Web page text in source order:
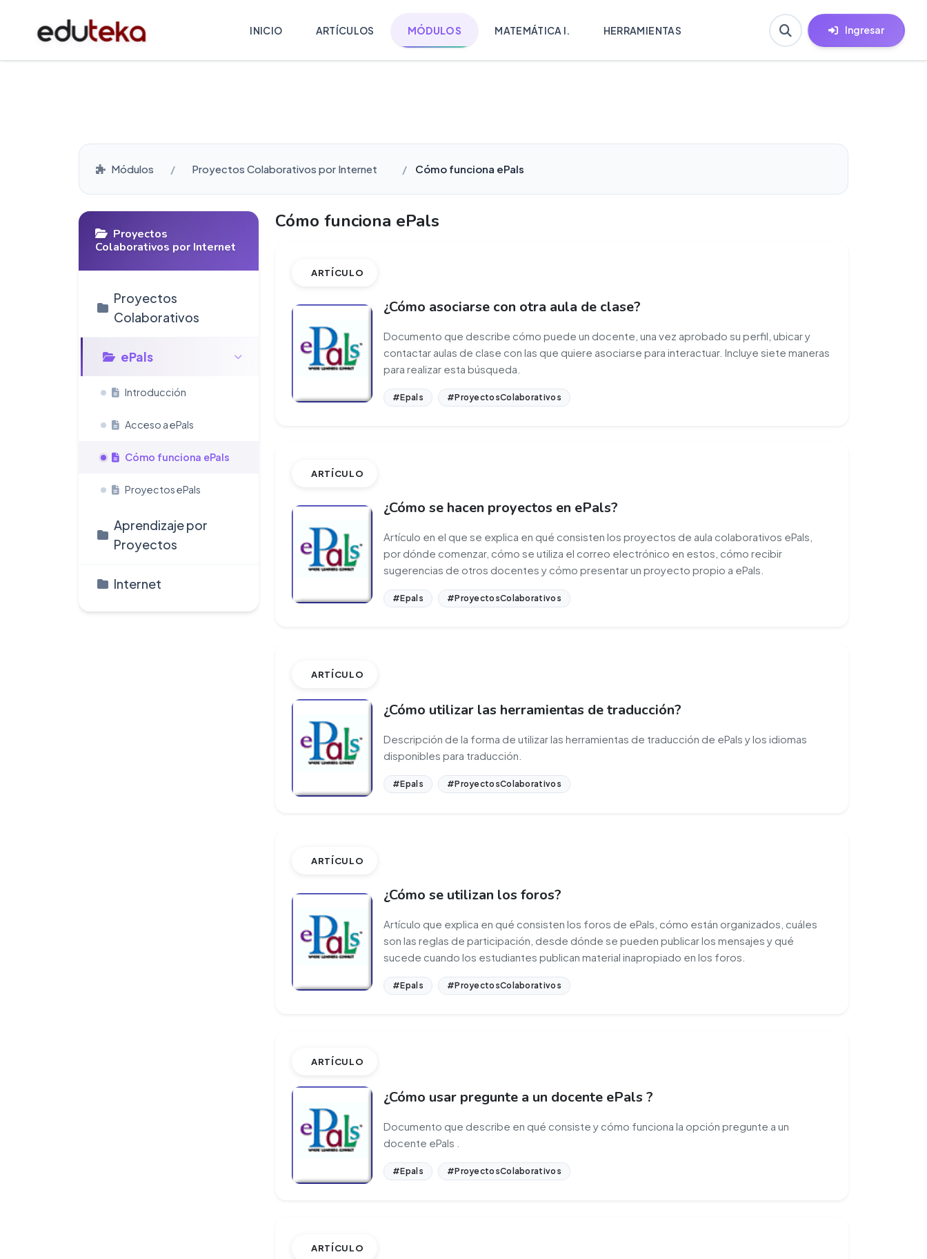
INICIO ARTÍCULOS MÓDULOS MATEMÁTICA I. HERRAMIENTAS Ingresar
Módulos Proyectos Colaborativos por Internet Cómo funciona ePals
Proyectos
Colaborativos por Internet
Proyectos
Colaborativos
ePals
Introducción
Acceso a ePals
Cómo funciona ePals
Proyectos ePals
Aprendizaje por
Proyectos
Internet
Cómo funciona ePals
ARTÍCULO
¿Cómo asociarse con otra aula de clase?
Documento que describe cómo puede un docente, una vez aprobado su perfil, ubicar y
contactar aulas de clase con las que quiere asociarse para interactuar. Incluye siete maneras
para realizar esta búsqueda.
#Epals #ProyectosColaborativos
ARTÍCULO
¿Cómo se hacen proyectos en ePals?
Artículo en el que se explica en qué consisten los proyectos de aula colaborativos ePals,
por dónde comenzar, cómo se utiliza el correo electrónico en estos, cómo recibir
sugerencias de otros docentes y cómo presentar un proyecto propio a ePals.
#Epals #ProyectosColaborativos
ARTÍCULO
¿Cómo utilizar las herramientas de traducción?
Descripción de la forma de utilizar las herramientas de traducción de ePals y los idiomas
disponibles para traducción.
#Epals #ProyectosColaborativos
ARTÍCULO
¿Cómo se utilizan los foros?
Artículo que explica en qué consisten los foros de ePals, cómo están organizados, cuáles
son las reglas de participación, desde dónde se pueden publicar los mensajes y qué
sucede cuando los estudiantes publican material inapropiado en los foros.
#Epals #ProyectosColaborativos
ARTÍCULO
¿Cómo usar pregunte a un docente ePals ?
Documento que describe en qué consiste y cómo funciona la opción pregunte a un
docente ePals .
#Epals #ProyectosColaborativos
ARTÍCULO